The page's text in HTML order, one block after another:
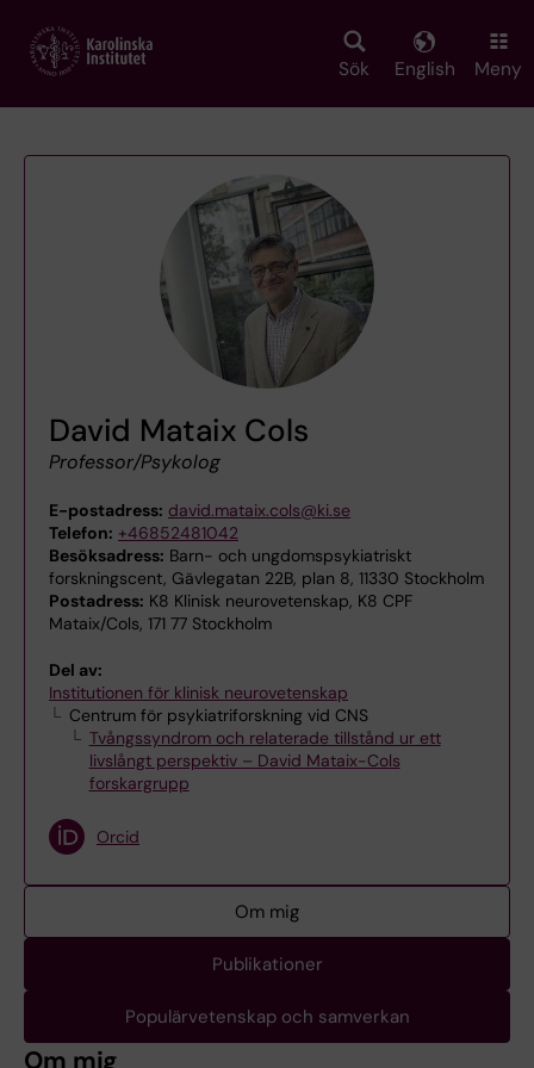
main
Sök English Meny
David Mataix Cols
Professor/Psykolog
E-postadress: david.mataix.cols@ki.se
Telefon: +46852481042
Besöksadress: Barn- och ungdomspsykiatriskt
forskningscent, Gävlegatan 22B, plan 8, 11330 Stockholm
Postadress: K8 Klinisk neurovetenskap, K8 CPF
Mataix/Cols, 171 77 Stockholm
Del av:
Institutionen för klinisk neurovetenskap
Centrum för psykiatriforskning vid CNS
Tvångssyndrom och relaterade tillstånd ur ett
livslångt perspektiv – David Mataix-Cols
forskargrupp
Orcid
Om mig
Publikationer
Populärvetenskap och samverkan
Om mig